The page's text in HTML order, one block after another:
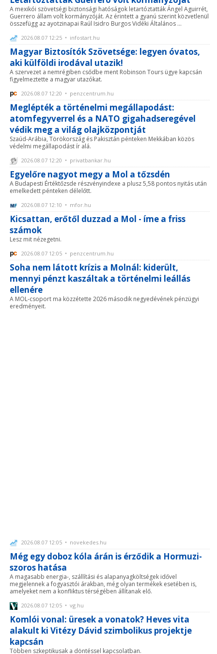
A mexikói szövetségi biztonsági hatóságok letartóztatták Ángel Aguirrét,
Guerrero állam volt kormányzóját. Az érintett a gyanú szerint közvetlenül
összefügg az ayotzinapai Raúl Isidro Burgos Vidéki Általános ...
2026.08.07 12:25 • infostart.hu
Magyar Biztosítók Szövetsége: legyen óvatos,
aki külföldi irodával utazik!
A szervezet a nemrégiben csődbe ment Robinson Tours ügye kapcsán
figyelmeztette a magyar utazókat.
2026.08.07 12:20 • penzcentrum.hu
Meglépték a történelmi megállapodást:
atomfegyverrel és a NATO gigahadseregével
védik meg a világ olajközpontját
Szaúd-Arábia, Törökország és Pakisztán pénteken Mekkában közös
védelmi megállapodást ír alá.
2026.08.07 12:20 • privatbankar.hu
Egyelőre nagyot megy a Mol a tőzsdén
A Budapesti Értéktőzsde részvényindexe a plusz 5,58 pontos nyitás után
emelkedett pénteken délelőtt.
2026.08.07 12:10 • mfor.hu
Kicsattan, erőtől duzzad a Mol - íme a friss
számok
Lesz mit nézegetni.
2026.08.07 12:05 • penzcentrum.hu
Soha nem látott krízis a Molnál: kiderült,
mennyi pénzt kaszáltak a történelmi leállás
ellenére
A MOL-csoport ma közzétette 2026 második negyedévének pénzügyi
eredményeit.
2026.08.07 12:05 • novekedes.hu
Még egy doboz kóla árán is érződik a Hormuzi-
szoros hatása
A magasabb energia-, szállítási és alapanyagköltségek idővel
megjelennek a fogyasztói árakban, még olyan termékek esetében is,
amelyeket nem a konfliktus térségében állítanak elő.
2026.08.07 12:05 • vg.hu
Komlói vonal: üresek a vonatok? Heves vita
alakult ki Vitézy Dávid szimbolikus projektje
kapcsán
Többen szkeptikusak a döntéssel kapcsolatban.